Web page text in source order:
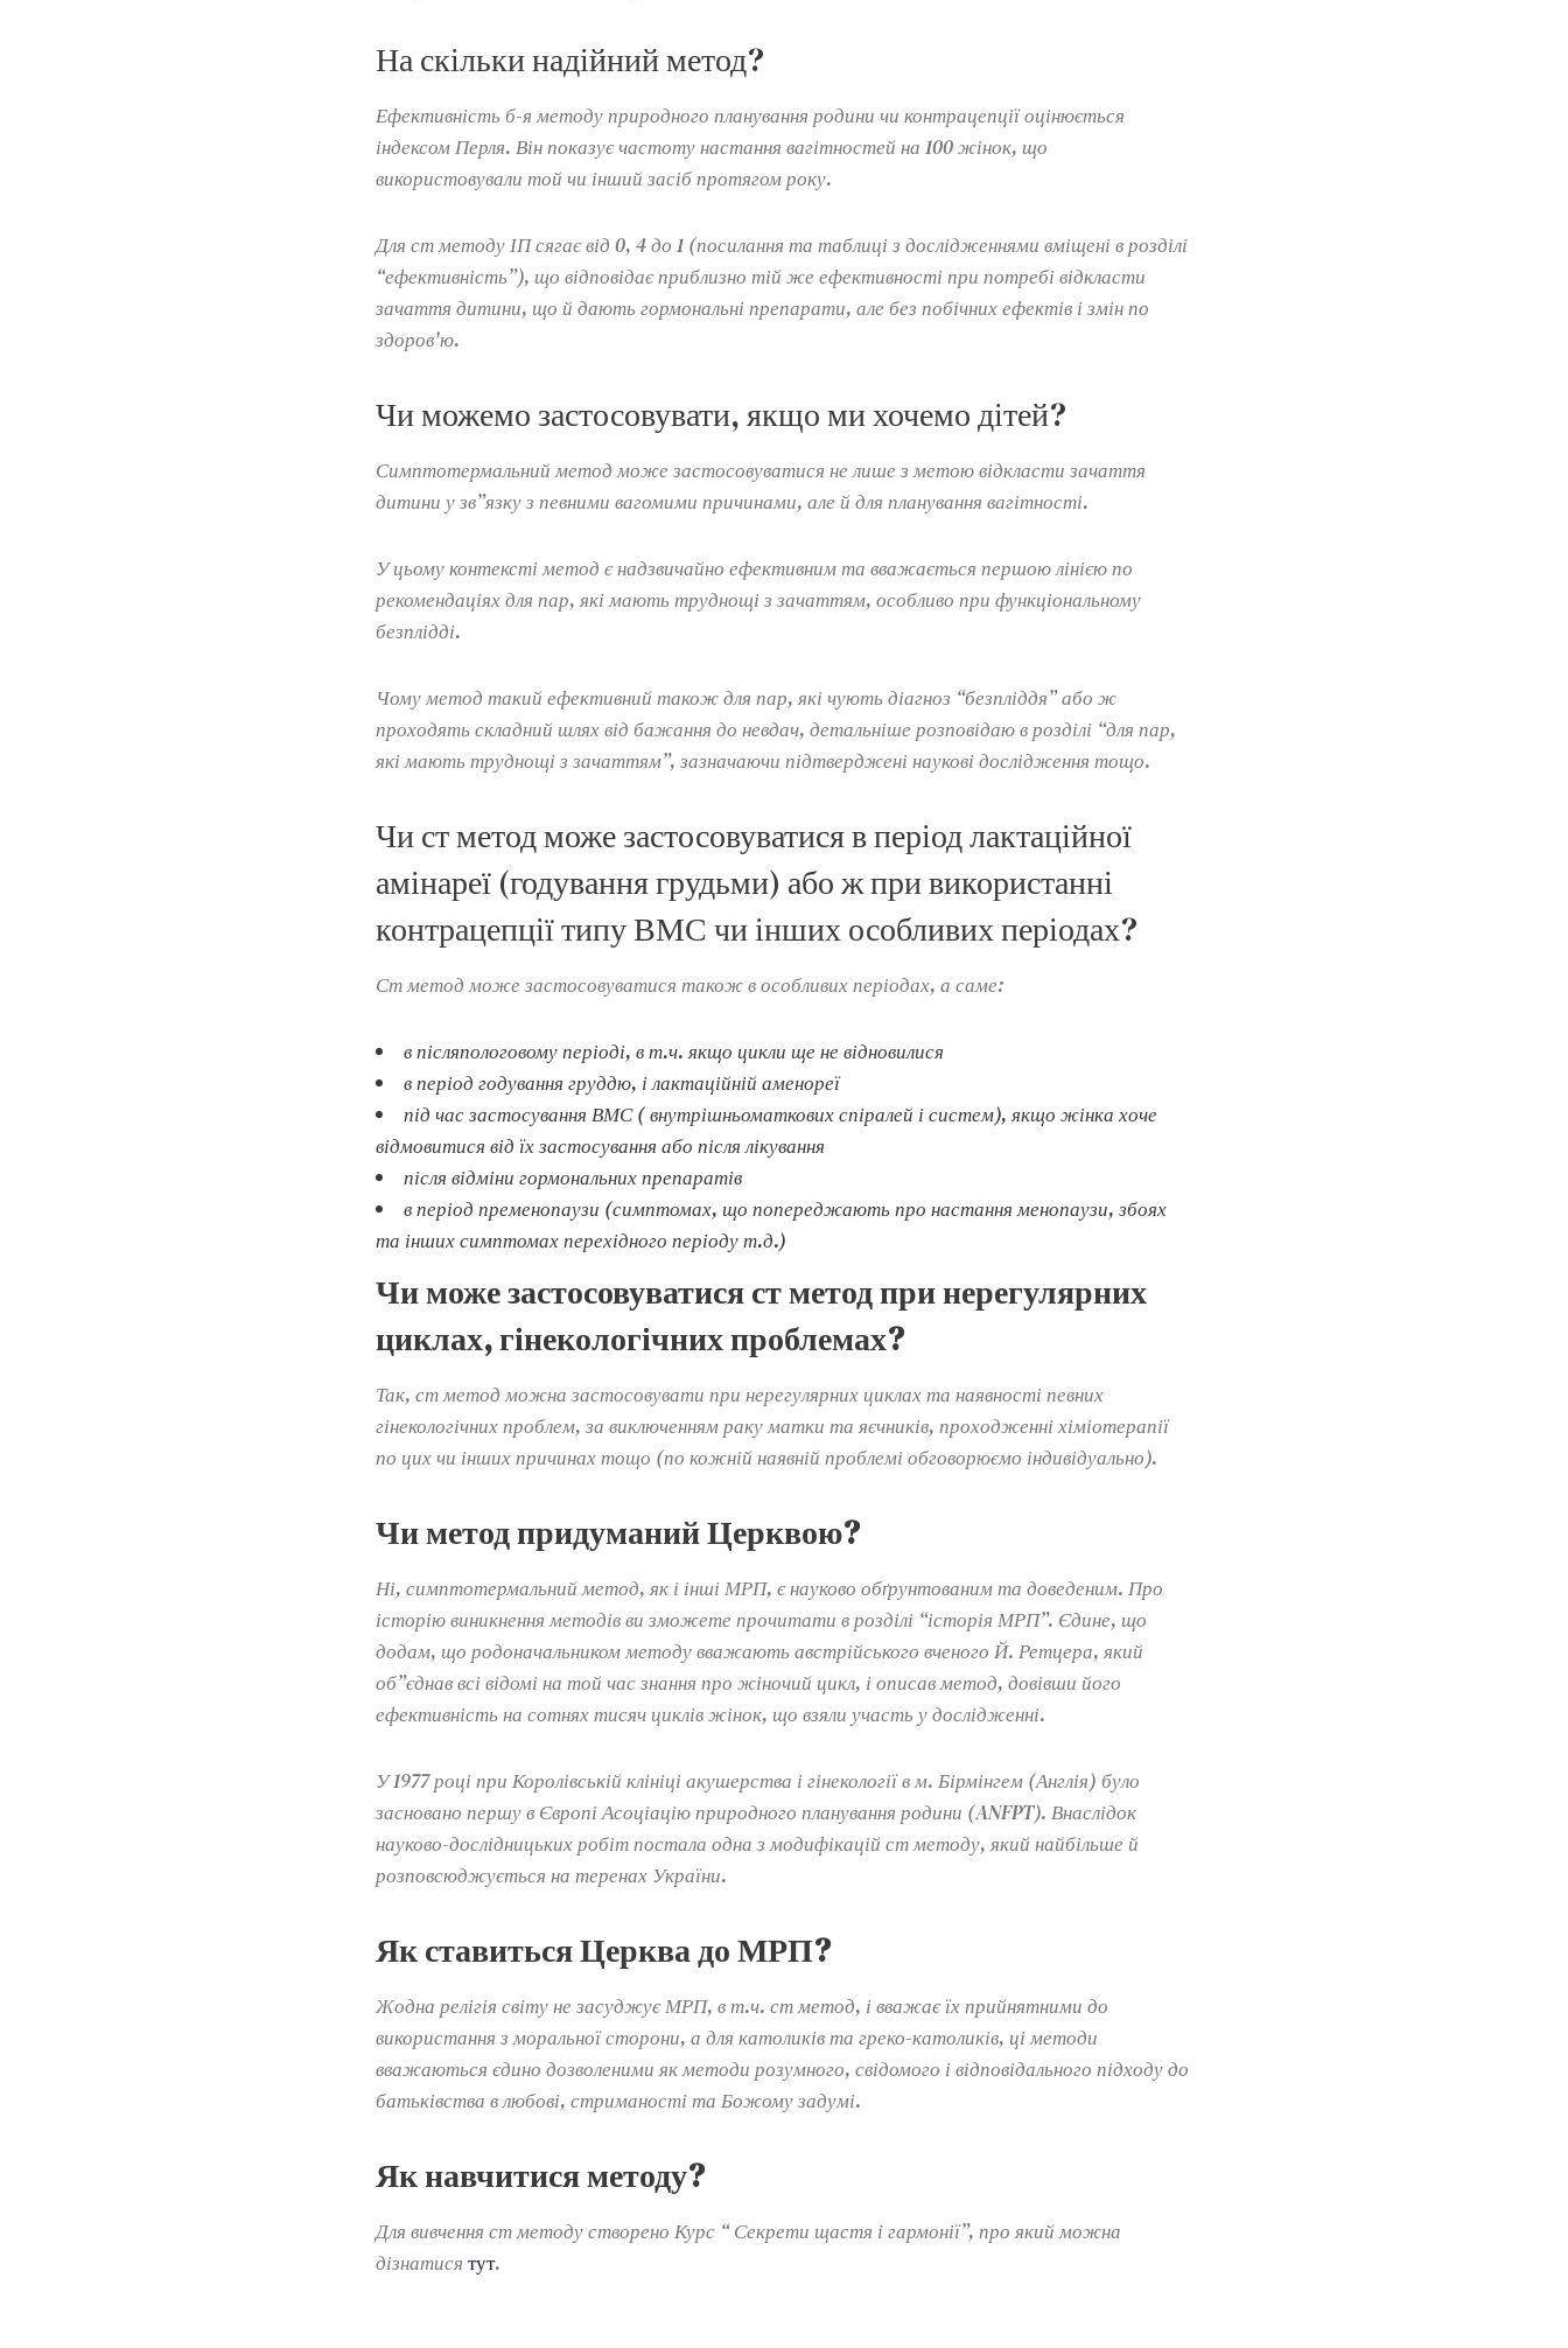
На скільки надійний метод?
Ефективність б-я методу природного планування родини чи контрацепції оцінюється
індексом Перля. Він показує частоту настання вагітностей на 100 жінок, що
використовували той чи інший засіб протягом року.
Для ст методу ІП сягає від 0, 4 до 1 (посилання та таблиці з дослідженнями вміщені в розділі
“ефективність”), що відповідає приблизно тій же ефективності при потребі відкласти
зачаття дитини, що й дають гормональні препарати, але без побічних ефектів і змін по
здоров'ю.
Чи можемо застосовувати, якщо ми хочемо дітей?
Симптотермальний метод може застосовуватися не лише з метою відкласти зачаття
дитини у зв”язку з певними вагомими причинами, але й для планування вагітності.
У цьому контексті метод є надзвичайно ефективним та вважається першою лінією по
рекомендаціях для пар, які мають труднощі з зачаттям, особливо при функціональному
безплідді.
Чому метод такий ефективний також для пар, які чують діагноз “безпліддя” або ж
проходять складний шлях від бажання до невдач, детальніше розповідаю в розділі “для пар,
які мають труднощі з зачаттям”, зазначаючи підтверджені наукові дослідження тощо.
Чи ст метод може застосовуватися в період лактаційної
амінареї (годування грудьми) або ж при використанні
контрацепції типу ВМС чи інших особливих періодах?
Ст метод може застосовуватися також в особливих періодах, а саме:
в післяпологовому періоді, в т.ч. якщо цикли ще не відновилися
в період годування груддю, і лактаційній аменореї
під час застосування ВМС ( внутрішньоматкових спіралей і систем), якщо жінка хоче
відмовитися від їх застосування або після лікування
після відміни гормональних препаратів
в період пременопаузи (симптомах, що попереджають про настання менопаузи, збоях
та інших симптомах перехідного періоду т.д.)
Чи може застосовуватися ст метод при нерегулярних
циклах, гінекологічних проблемах?
Так, ст метод можна застосовувати при нерегулярних циклах та наявності певних
гінекологічних проблем, за виключенням раку матки та яєчників, проходженні хіміотерапії
по цих чи інших причинах тощо (по кожній наявній проблемі обговорюємо індивідуально).
Чи метод придуманий Церквою?
Ні, симптотермальний метод, як і інші МРП, є науково обґрунтованим та доведеним. Про
історію виникнення методів ви зможете прочитати в розділі “історія МРП”. Єдине, що
додам, що родоначальником методу вважають австрійського вченого Й. Ретцера, який
об”єднав всі відомі на той час знання про жіночий цикл, і описав метод, довівши його
ефективність на сотнях тисяч циклів жінок, що взяли участь у дослідженні.
У 1977 році при Королівській клініці акушерства і гінекології в м. Бірмінгем (Англія) було
засновано першу в Європі Асоціацію природного планування родини (ANFPT). Внаслідок
науково-дослідницьких робіт постала одна з модифікацій ст методу, який найбільше й
розповсюджується на теренах України.
Як ставиться Церква до МРП?
Жодна релігія світу не засуджує МРП, в т.ч. ст метод, і вважає їх прийнятними до
використання з моральної сторони, а для католиків та греко-католиків, ці методи
вважаються єдино дозволеними як методи розумного, свідомого і відповідального підходу до
батьківства в любові, стриманості та Божому задумі.
Як навчитися методу?
Для вивчення ст методу створено Курс “ Секрети щастя і гармонії”, про який можна
дізнатися тут.